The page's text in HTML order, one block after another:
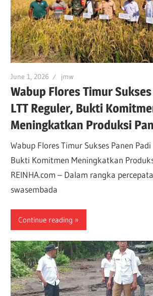
June 1, 2026 jmw
Wabup Flores Timur
LTT Reguler, Bukti
Meningkatkan Produksi
Wabup Flores Timur Sukses Panen Padi
Bukti Komitmen Meningkatkan
REINHA.com – Dalam rangka
swasembada
Continue reading